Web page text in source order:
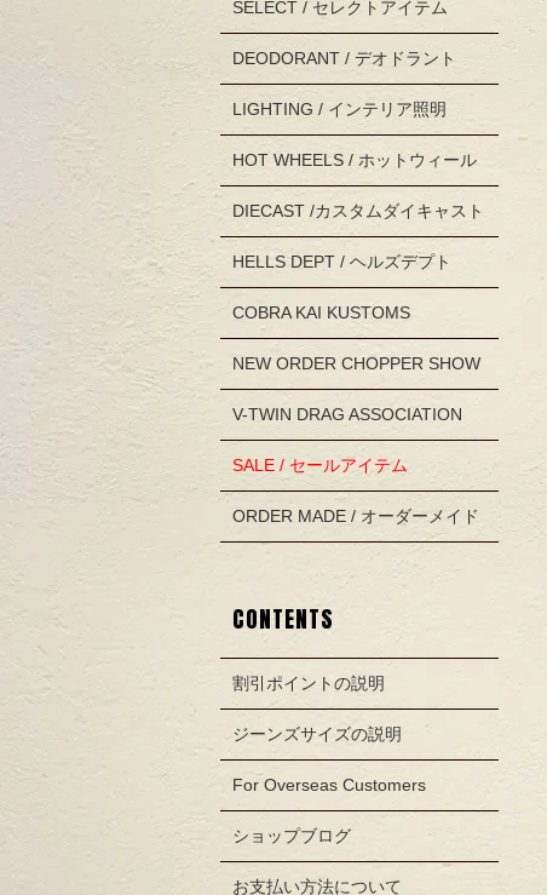
SELECT / セレクトアイテム
DEODORANT / デオドラント
LIGHTING / インテリア照明
HOT WHEELS / ホットウィール
DIECAST /カスタムダイキャスト
HELLS DEPT / ヘルズデプト
COBRA KAI KUSTOMS
NEW ORDER CHOPPER SHOW
V-TWIN DRAG ASSOCIATION
SALE / セールアイテム
ORDER MADE / オーダーメイド
CONTENTS
割引ポイントの説明
ジーンズサイズの説明
For Overseas Customers
ショップブログ
お支払い方法について